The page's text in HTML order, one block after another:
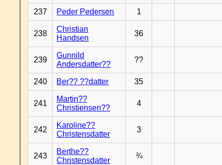
237 Peder Pedersen 1
238
Christian
Handsen
36
239
Gunnild
Andersdatter??
??
240 Ber?? ??datter 35
241
Martin??
Christiensen??
4
242
Karoline??
Christensdatter
3
243
Berthe??
Christensdatter
¾